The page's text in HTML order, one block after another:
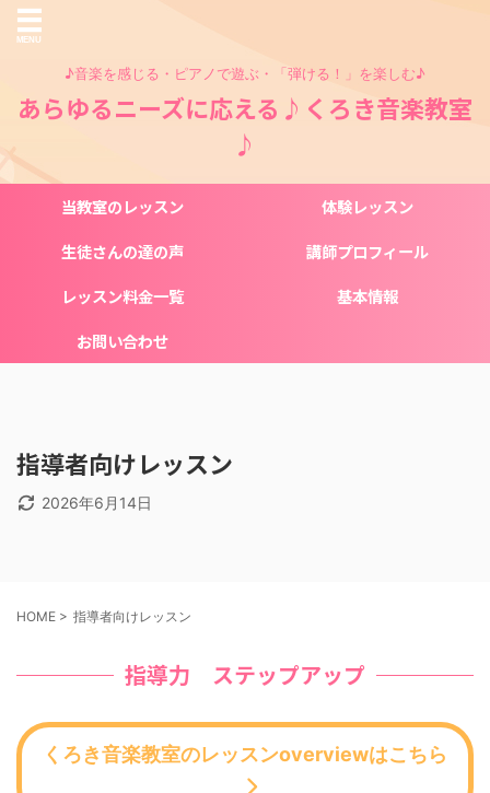
♪音楽を感じる・ピアノで遊ぶ・「弾ける！」を楽しむ♪
あらゆるニーズに応える♪くろき音楽教室
♪
当教室のレッスン
体験レッスン
生徒さんの達の声
講師プロフィール
レッスン料金一覧
基本情報
お問い合わせ
指導者向けレッスン
2026年6月14日
HOME > 指導者向けレッスン
指導力 ステップアップ
くろき音楽教室のレッスンoverviewはこちら